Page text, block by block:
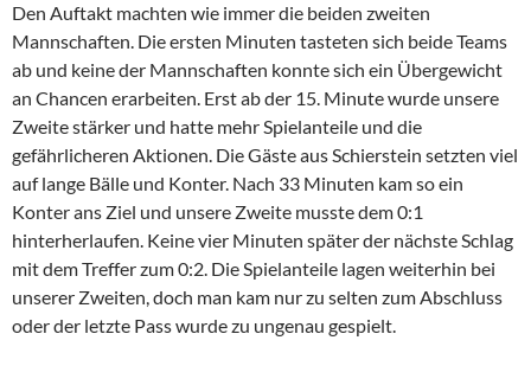
Den Auftakt machten wie immer die beiden zweiten
Mannschaften. Die ersten Minuten tasteten sich beide Teams
ab und keine der Mannschaften konnte sich ein Übergewicht
an Chancen erarbeiten. Erst ab der 15. Minute wurde unsere
Zweite stärker und hatte mehr Spielanteile und die
gefährlicheren Aktionen. Die Gäste aus Schierstein setzten viel
auf lange Bälle und Konter. Nach 33 Minuten kam so ein
Konter ans Ziel und unsere Zweite musste dem 0:1
hinterherlaufen. Keine vier Minuten später der nächste Schlag
mit dem Treffer zum 0:2. Die Spielanteile lagen weiterhin bei
unserer Zweiten, doch man kam nur zu selten zum Abschluss
oder der letzte Pass wurde zu ungenau gespielt.